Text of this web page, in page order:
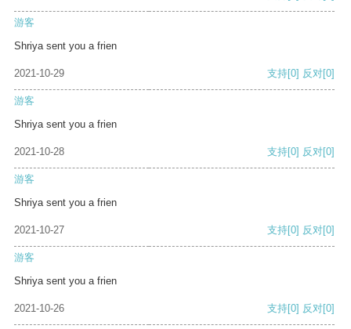
游客
Shriya sent you a frien
2021-10-29 支持[0] 反对[0]
游客
Shriya sent you a frien
2021-10-28 支持[0] 反对[0]
游客
Shriya sent you a frien
2021-10-27 支持[0] 反对[0]
游客
Shriya sent you a frien
2021-10-26 支持[0] 反对[0]